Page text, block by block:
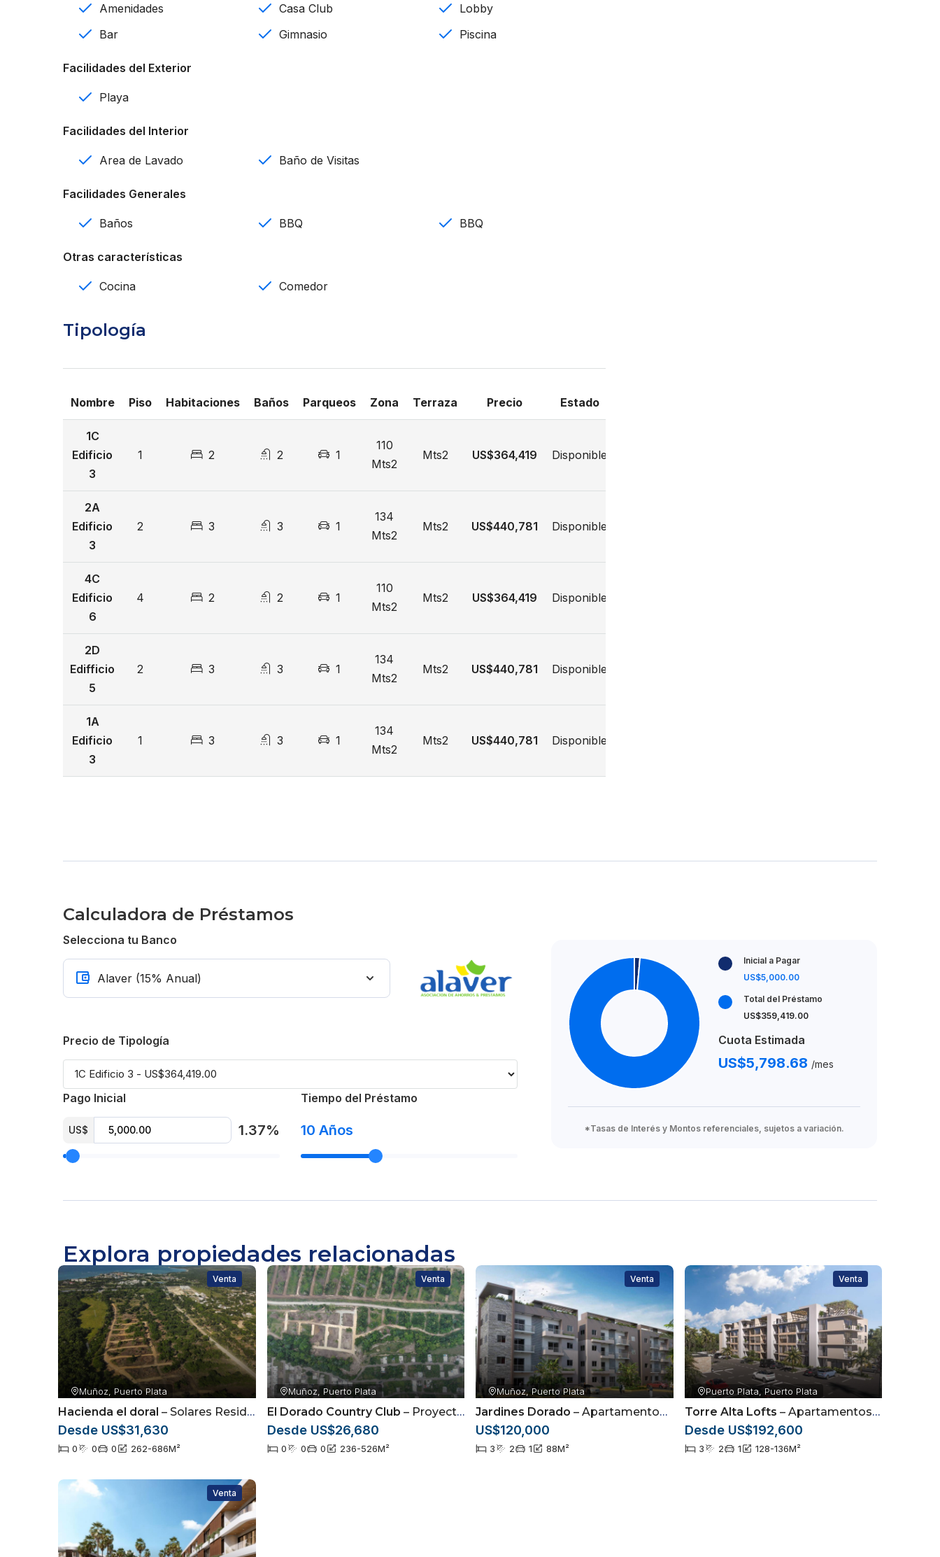
Desayunador
Casa Club
Gimnasio
Piscina
Área BBQ
Snack bar
Desde US$ 364,419
Amenidades
Bar
Casa Club
Gimnasio
Lobby
Piscina
Facilidades del Exterior
Playa
Facilidades del Interior
Area de Lavado Baño de Visitas
Facilidades Generales
Baños BBQ BBQ
Otras características
Cocina Comedor
Tipología
Nombre Piso Habitaciones Baños Parqueos Zona Terraza Precio Estado
1C
Edificio
3
1 2 2 1
110
Mts2
Mts2 US$364,419 Disponible
2A
Edificio
3
2 3 3 1
134
Mts2
Mts2 US$440,781 Disponible
4C
Edificio
6
4 2 2 1
110
Mts2
Mts2 US$364,419 Disponible
2D
Edifficio
5
2 3 3 1
134
Mts2
Mts2 US$440,781 Disponible
1A
Edificio
3
1 3 3 1
134
Mts2
Mts2 US$440,781 Disponible
Calculadora de Préstamos
Selecciona tu Banco
Precio de Tipología
Pago Inicial
US$ 1.37%
Tiempo del Préstamo
10 Años
Inicial a Pagar
US$5,000.00
Total del Préstamo
US$359,419.00
Cuota Estimada
US$5,798.68 /mes
*Tasas de Interés y Montos referenciales, sujetos a variación.
Explora propiedades relacionadas
Venta
Muñoz, Puerto Plata
Hacienda el doral – Solares Residenciales Frente a Playa Dorada | Puerto Plata
Desde US$31,630
0 0 0 262-686M²
Venta
Muñoz, Puerto Plata
El Dorado Country Club – Proyecto de terrenos a solo 4 minutos de la playa en Puerto Plata
Desde US$26,680
0 0 0 236-526M²
Venta
Muñoz, Puerto Plata
Jardines Dorado – Apartamentos en terminacion en Muñoz Puerto Plata
US$120,000
3 2 1 88M²
Venta
Puerto Plata, Puerto Plata
Torre Alta Lofts – Apartamentos con excelente ubicación
Desde US$192,600
3 2 1 128-136M²
Venta